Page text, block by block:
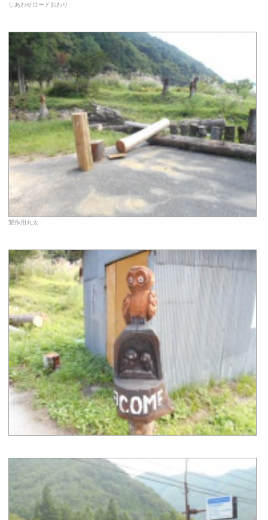
しあわせロードおわり
製作用丸太